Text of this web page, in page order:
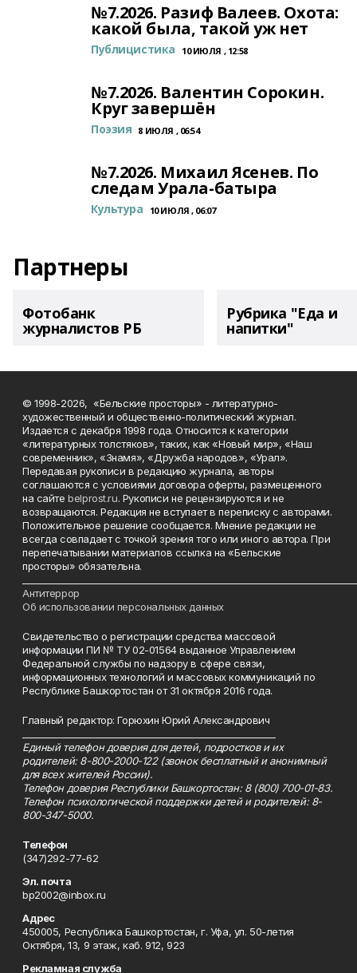
№7.2026. Разиф Валеев. Охота:
какой была, такой уж нет
Публицистика 10 ИЮЛЯ , 12:58
№7.2026. Валентин Сорокин.
Круг завершён
Поэзия 8 ИЮЛЯ , 06:54
№7.2026. Михаил Ясенев. По
следам Урала-батыра
Культура 10 ИЮЛЯ , 06:07
Партнеры
Фотобанк
журналистов РБ
Рубрика "Еда и
напитки"
© 1998-2026, «Бельские просторы» - литературно-
художественный и общественно-политический журнал.
Издается с декабря 1998 года. Относится к категории
«литературных толстяков», таких, как «Новый мир», «Наш
современник», «Знамя», «Дружба народов», «Урал».
Передавая рукописи в редакцию журнала, авторы
соглашаются с условиями договора оферты, размещенного
на сайтеbelprost.ru. Рукописи не рецензируются и не
возвращаются. Редакция не вступает в переписку с авторами.
Положительное решение сообщается. Мнение редакции не
всегда совпадает с точкой зрения того или иного автора. При
перепечатывании материалов ссылка на «Бельские
просторы» обязательна.
Антитеррор
Об использовании персональных данных
Свидетельство о регистрации средства массовой
информации ПИ № ТУ 02-01564 выданное Управлением
Федеральной службы по надзору в сфере связи,
информационных технологий и массовых коммуникаций по
Республике Башкортостан от 31 октября 2016 года.
Главный редактор: Горюхин Юрий Александрович
Единый телефон доверия для детей, подростков и их
родителей: 8-800-2000-122 (звонок бесплатный и анонимный
для всех жителей России).
Телефон доверия Республики Башкортостан: 8 (800) 700-01-83.
Телефон психологической поддержки детей и родителей: 8-
800-347-5000.
Телефон
(347)292-77-62
Эл. почта
bp2002@inbox.ru
Адрес
450005, Республика Башкортостан, г. Уфа, ул. 50-летия
Октября, 13, 9 этаж, каб. 912, 923
Рекламная служба